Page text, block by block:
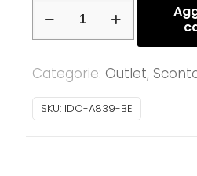
scaldacuore
ragazzina
in
Categorie: Outlet,
SKU: IDO-A839-BE